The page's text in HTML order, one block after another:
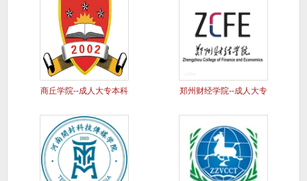
商丘学院--成人大专本科 郑州财经学院--成人大专